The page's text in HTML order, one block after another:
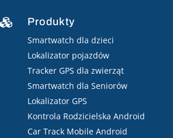
 Produkty
Smartwatch dla dzieci
Lokalizator pojazdów
Tracker GPS dla zwierząt
Smartwatch dla Seniorów
Lokalizator GPS
Kontrola Rodzicielska Android
Car Track Mobile Android